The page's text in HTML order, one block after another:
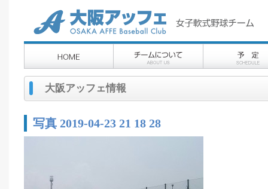
大阪アッフェ情報
写真 2019-04-23 21 18 28